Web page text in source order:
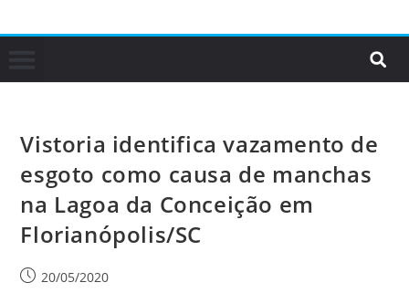
Vistoria identifica vazamento de
esgoto como causa de manchas
na Lagoa da Conceição em
Florianópolis/SC
20/05/2020